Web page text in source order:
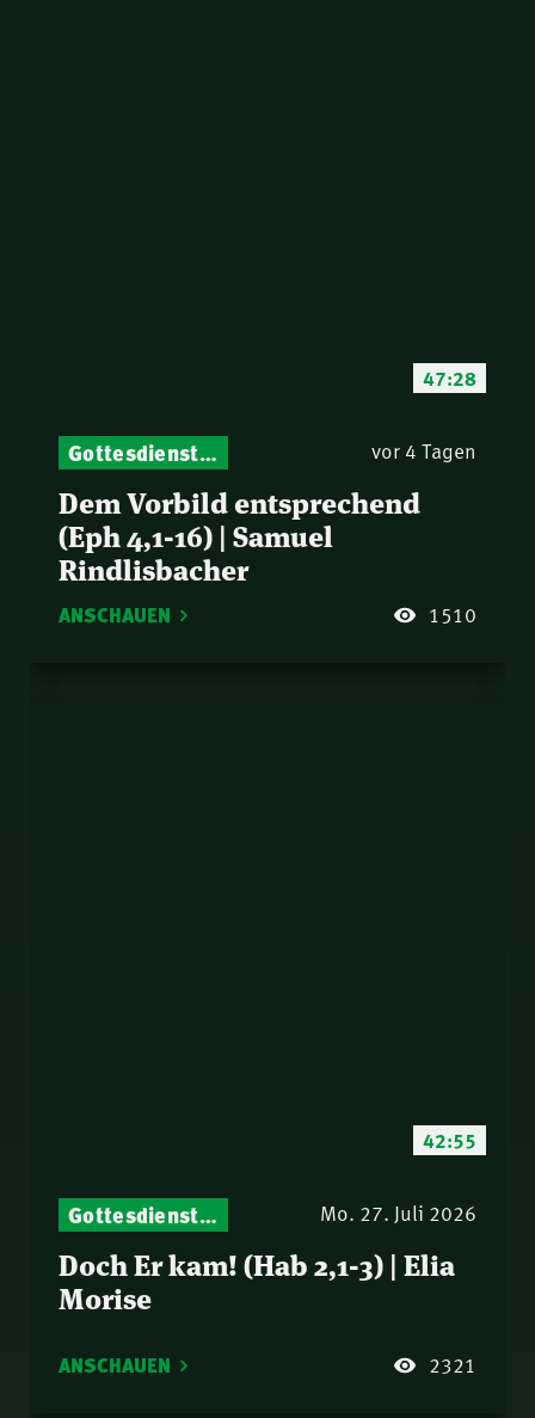
47:28
Gottesdienst-Botschaften – Jeden Sonntag neu: Aktuelle Predigten vom Mitternachtsruf vor 4 Tagen
Dem Vorbild entsprechend
(Eph 4,1-16) | Samuel
Rindlisbacher
ANSCHAUEN 1510
42:55
Gottesdienst-Botschaften – Jeden Sonntag neu: Aktuelle Predigten vom Mitternachtsruf Mo. 27. Juli 2026
Doch Er kam! (Hab 2,1-3) | Elia
Morise
ANSCHAUEN 2321